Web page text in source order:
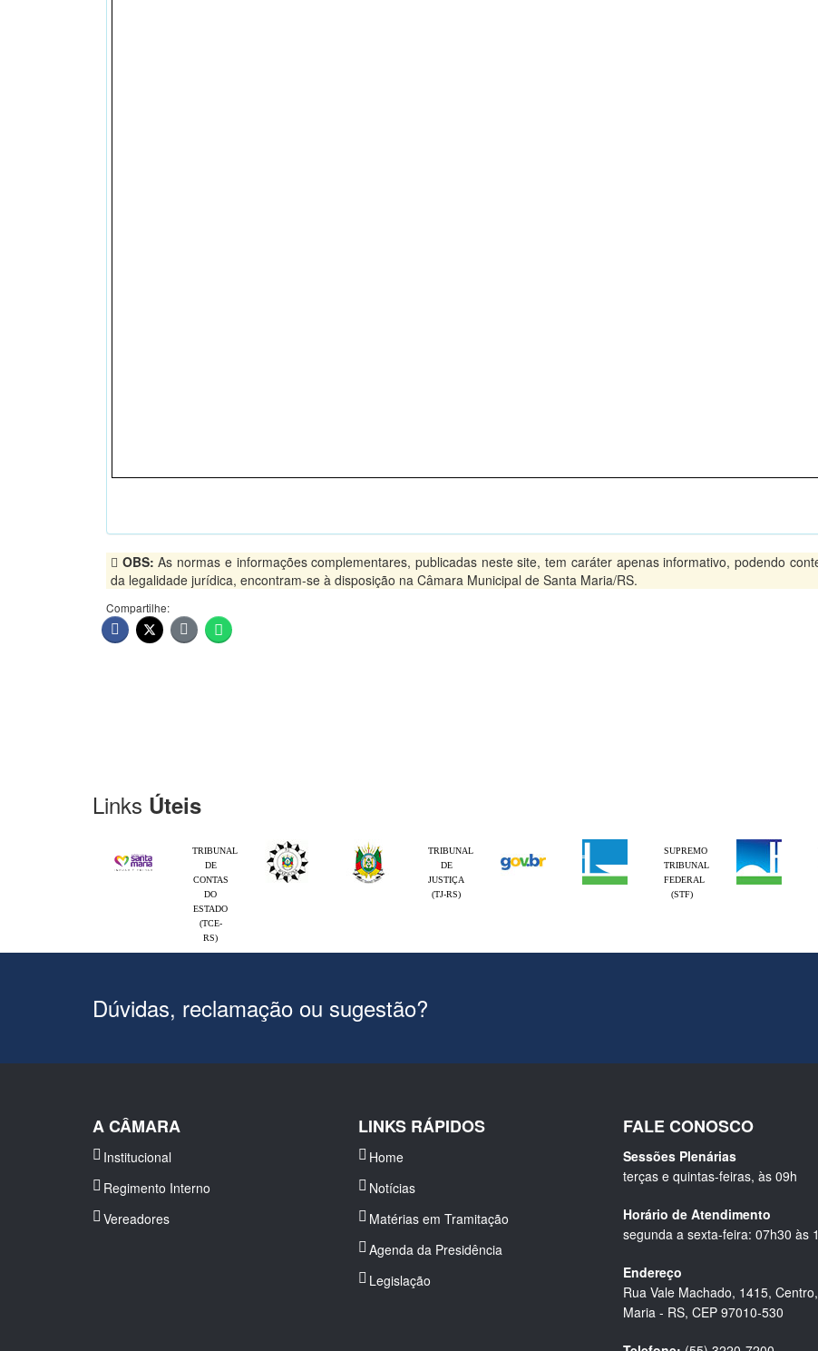
OBS: As normas e informações complementares, publicadas neste site, tem caráter apenas informativo, podendo
da legalidade jurídica, encontram-se à disposição na Câmara Municipal de Santa Maria/RS.
Compartilhe:
Links Úteis
TRIBUNAL
DE
CONTAS
DO
ESTADO
(TCE-
RS)
TRIBUNAL
DE
JUSTIÇA
(TJ-RS)
SUPREMO
TRIBUNAL
FEDERAL
(STF)
Dúvidas, reclamação ou sugestão?
A CÂMARA
Institucional
Regimento Interno
Vereadores
LINKS RÁPIDOS
Home
Notícias
Matérias em Tramitação
Agenda da Presidência
Legislação
FALE CONOSCO
Sessões Plenárias
terças e quintas-feiras, às 09h
Horário de Atendimento
segunda a sexta-feira: 07h30 às
Endereço
Rua Vale Machado, 1415,
Maria - RS, CEP 97010-530